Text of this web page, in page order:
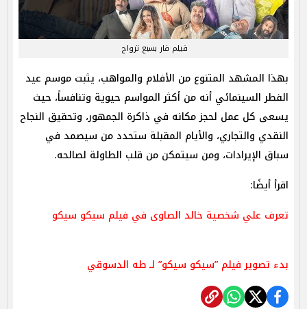
فيلم فار بسبع ترواح
بهذا المشهد المتنوع من الأفلام والمواهب، يثبت موسم عيد
الفطر السينمائي أنه من أكثر المواسم حيوية وتنافساً، حيث
يسعى كل عمل لحجز مكانه في ذاكرة الجمهور، وتحقيق النجاح
النقدي والتجاري، والأيام المقبلة ستحدد من سيصمد في
سباق الإيرادات، ومن سيتمكن من قلب الطاولة لصالحه.
اقرأ أيضًا:
تعرف علي شخصية خالد الصاوى في فيلم سيكو سيكو
بدء تصوير فيلم ”سيكو سيكو” لـ طه الدسوقي